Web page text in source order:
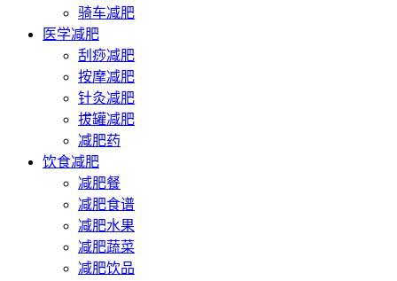
骑车减肥
医学减肥
刮痧减肥
按摩减肥
针灸减肥
拔罐减肥
减肥药
饮食减肥
减肥餐
减肥食谱
减肥水果
减肥蔬菜
减肥饮品